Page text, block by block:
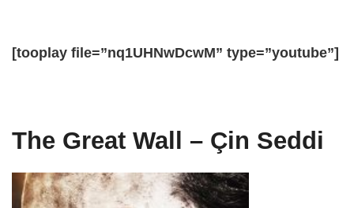
[tooplay file=”nq1UHNwDcwM” type=”youtube”]
The Great Wall – Çin Seddi